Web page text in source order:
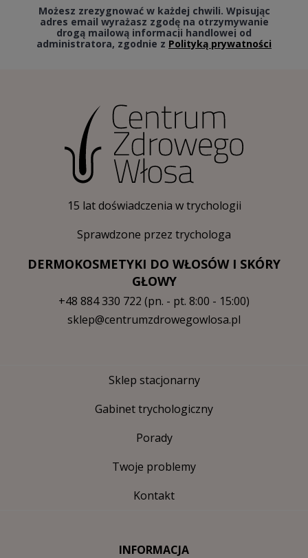
Możesz zrezygnować w każdej chwili. Wpisując
adres email wyrażasz zgodę na otrzymywanie
drogą mailową informacji handlowej od
administratora, zgodnie z Polityką prywatności
15 lat doświadczenia w trychologii
Sprawdzone przez trychologa
DERMOKOSMETYKI DO WŁOSÓW I SKÓRY
GŁOWY
+48 884 330 722 (pn. - pt. 8:00 - 15:00)
sklep@centrumzdrowegowlosa.pl
Sklep stacjonarny
Gabinet trychologiczny
Porady
Twoje problemy
Kontakt
INFORMACJA